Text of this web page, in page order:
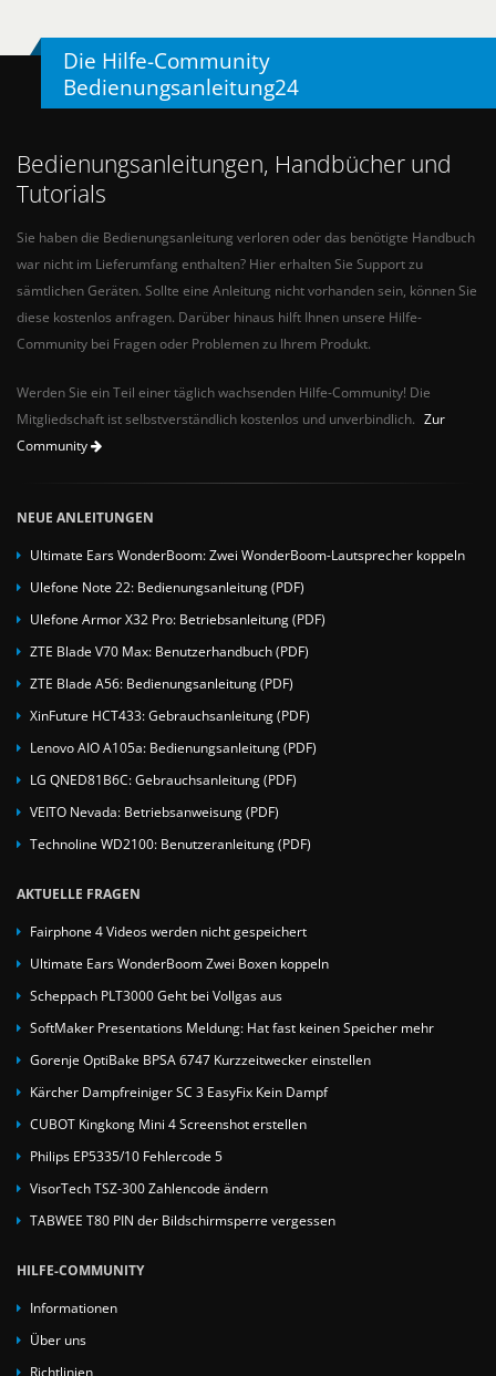
Die Hilfe-Community
Bedienungsanleitung24
Bedienungsanleitungen, Handbücher und
Tutorials
Sie haben die Bedienungsanleitung verloren oder das benötigte Handbuch
war nicht im Lieferumfang enthalten? Hier erhalten Sie Support zu
sämtlichen Geräten. Sollte eine Anleitung nicht vorhanden sein, können Sie
diese kostenlos anfragen. Darüber hinaus hilft Ihnen unsere Hilfe-
Community bei Fragen oder Problemen zu Ihrem Produkt.
Werden Sie ein Teil einer täglich wachsenden Hilfe-Community! Die
Mitgliedschaft ist selbstverständlich kostenlos und unverbindlich. Zur
Community
NEUE ANLEITUNGEN
Ultimate Ears WonderBoom: Zwei WonderBoom-Lautsprecher koppeln
Ulefone Note 22: Bedienungsanleitung (PDF)
Ulefone Armor X32 Pro: Betriebsanleitung (PDF)
ZTE Blade V70 Max: Benutzerhandbuch (PDF)
ZTE Blade A56: Bedienungsanleitung (PDF)
XinFuture HCT433: Gebrauchsanleitung (PDF)
Lenovo AIO A105a: Bedienungsanleitung (PDF)
LG QNED81B6C: Gebrauchsanleitung (PDF)
VEITO Nevada: Betriebsanweisung (PDF)
Technoline WD2100: Benutzeranleitung (PDF)
AKTUELLE FRAGEN
Fairphone 4 Videos werden nicht gespeichert
Ultimate Ears WonderBoom Zwei Boxen koppeln
Scheppach PLT3000 Geht bei Vollgas aus
SoftMaker Presentations Meldung: Hat fast keinen Speicher mehr
Gorenje OptiBake BPSA 6747 Kurzzeitwecker einstellen
Kärcher Dampfreiniger SC 3 EasyFix Kein Dampf
CUBOT Kingkong Mini 4 Screenshot erstellen
Philips EP5335/10 Fehlercode 5
VisorTech TSZ-300 Zahlencode ändern
TABWEE T80 PIN der Bildschirmsperre vergessen
HILFE-COMMUNITY
Informationen
Über uns
Richtlinien